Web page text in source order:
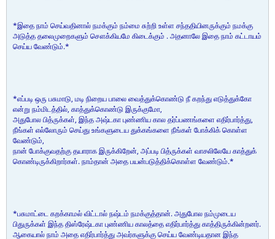
*இதை நாம் செய்வதினால் நமக்கும் நம்மை சுற்றி உள்ள சந்ததியினருக்கும் நமக்கு
அடுத்த தலைமுறைகளும் சௌக்கியமே கிடைக்கும் . அதனாலே இதை நாம் கட்டாயம்
செய்ய வேண்டும்.*
*எப்படி ஒரு பசுமாடு, மடி நிறைய பாலை வைத்துக்கொண்டு நீ கறந்து எடுத்துக்கோ
என்று நம்மிடத்தில், காத்துக்கொண்டு இருக்குமோ,
அதுபோல பித்ருக்கள், இந்த அஷ்டகா புண்ணிய கால தர்ப்பணங்களை எதிர்பார்த்து,
நீங்கள் எல்லோரும் செய்து உங்களுடைய துக்கங்களை நீங்கள் போக்கிக் கொள்ள
வேண்டும்,
நான் போக்குவதற்கு தயாராக இருக்கிறேன், அப்படி பித்ருக்கள் வாசலிலேயே காத்துக்
கொண்டிருக்கிறார்கள். நாம்தான் அதை பயன்படுத்திக்கொள்ள வேண்டும்.*
*பசுமாட்டை கறக்காமல் விட்டால் நஷ்டம் நமக்குத்தான். அதுபோல நம்முடைய
பிதுருக்கள் இந்த திஸ்ரேஷ்டகா புண்ணிய காலத்தை எதிர்பார்த்து காத்திருக்கின்றனர்.
ஆகையால் நாம் அதை எதிர்பார்த்து அவர்களுக்கு செய்ய வேண்டியதான இந்த